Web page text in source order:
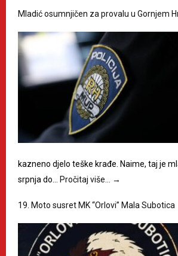
Mladić osumnjičen za provalu u Gornjem
kazneno djelo teške krađe. Naime, taj je
srpnja do…
Pročitaj više… →
19. Moto susret MK “Orlovi” Mala Subotica